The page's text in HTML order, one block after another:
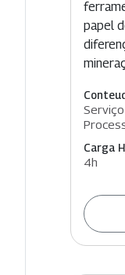
papel
Carga
4h